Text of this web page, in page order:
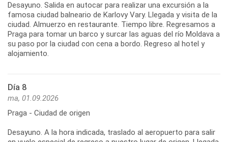
Desayuno. Salida en autocar para realizar una excursión a la
famosa ciudad balneario de Karlovy Vary. Llegada y visita de la
ciudad. Almuerzo en restaurante. Tiempo libre. Regresamos a
Praga para tomar un barco y surcar las aguas del río Moldava a
su paso por la ciudad con cena a bordo. Regreso al hotel y
alojamiento.
Día 8
ma, 01.09.2026
Praga - Ciudad de origen
Desayuno. A la hora indicada, traslado al aeropuerto para salir